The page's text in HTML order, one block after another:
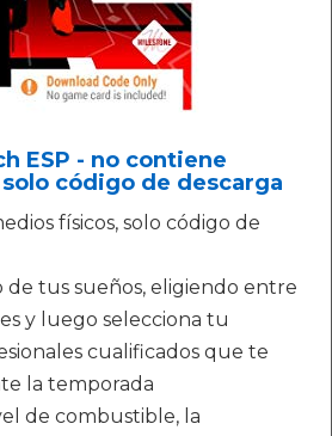
ESP - no contiene
código de descarga
físicos, solo código de
de tus sueños, eligiendo entre
y luego selecciona tu
cualificados que te
la temporada
de combustible, la